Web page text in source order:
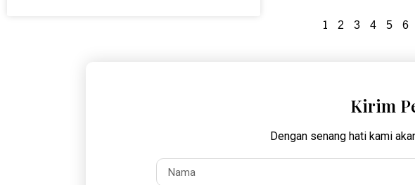
1 2 3 4 5 6
Kirim
Dengan senang hati kami